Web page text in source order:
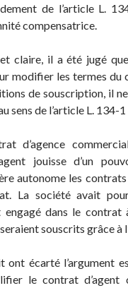
de l’article L.
compensatrice.
claire, il a été jugé
modifier les termes du
de souscription, il ne
sens de l’article L. 134-
d’agence
jouisse d’un
autonome les contrats
La société avait
engagé dans le
souscrits grâce à
ont écarté l’argument
le contrat d’agent